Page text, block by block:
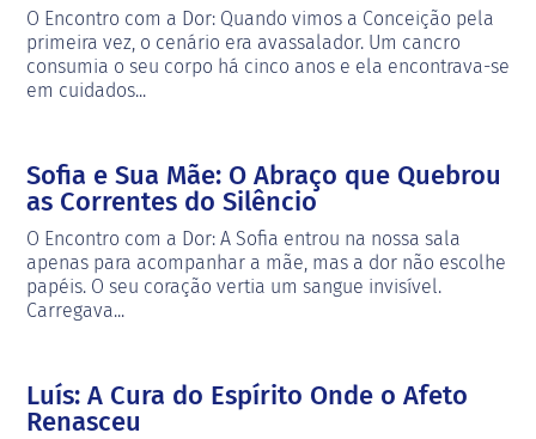
O Encontro com a Dor: Quando vimos a Conceição pela
primeira vez, o cenário era avassalador. Um cancro
consumia o seu corpo há cinco anos e ela encontrava-se
em cuidados...
Sofia e Sua Mãe: O Abraço que Quebrou
as Correntes do Silêncio
O Encontro com a Dor: A Sofia entrou na nossa sala
apenas para acompanhar a mãe, mas a dor não escolhe
papéis. O seu coração vertia um sangue invisível.
Carregava...
Luís: A Cura do Espírito Onde o Afeto
Renasceu